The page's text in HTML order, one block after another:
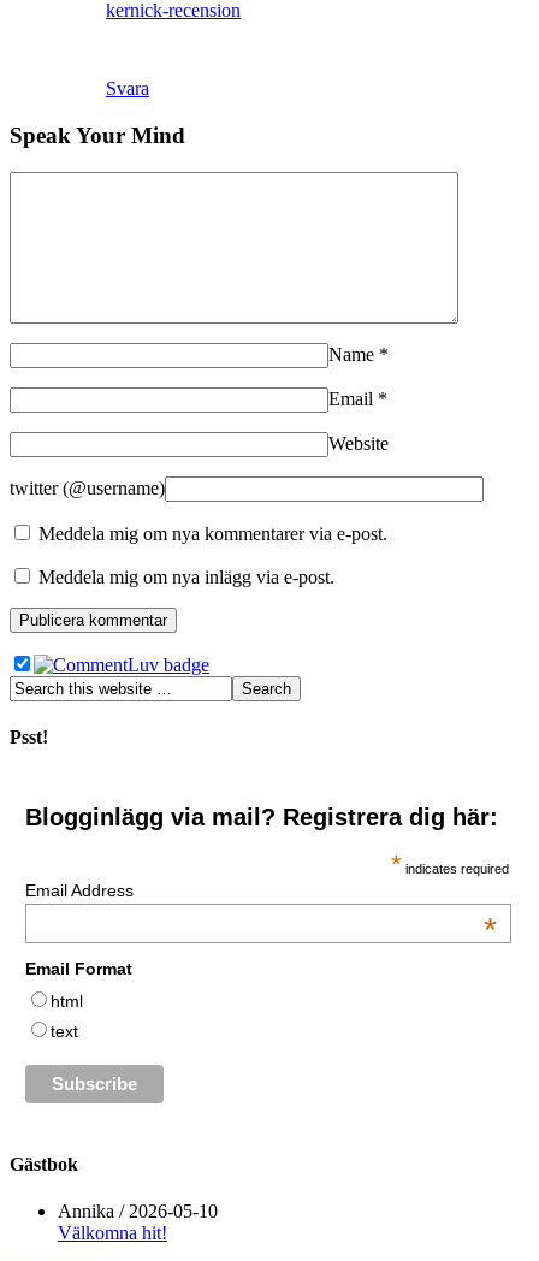
kernick-recension
Svara
Speak Your Mind
Name *
Email *
Website
twitter (@username)
Meddela mig om nya kommentarer via e-post.
Meddela mig om nya inlägg via e-post.
Psst!
Blogginlägg via mail? Registrera dig här:
* indicates required
Email Address
*
Email Format
html
text
Gästbok
Annika / 2026-05-10
Välkomna hit!